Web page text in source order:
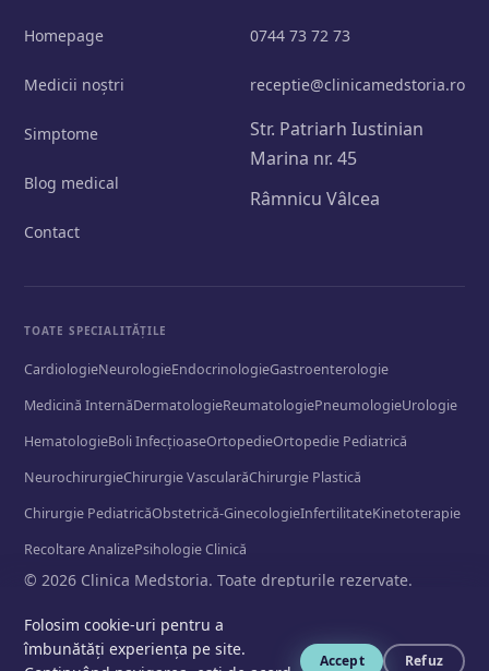
Homepage
Medicii noștri
Simptome
Blog medical
Contact
0744 73 72 73
receptie@clinicamedstoria.ro
Str. Patriarh Iustinian
Marina nr. 45
Râmnicu Vâlcea
TOATE SPECIALITĂȚILE
CardiologieNeurologieEndocrinologieGastroenterologie
Medicină InternăDermatologieReumatologiePneumologieUrologie
HematologieBoli InfecțioaseOrtopedieOrtopedie Pediatrică
NeurochirurgieChirurgie VascularăChirurgie Plastică
Chirurgie PediatricăObstetrică-GinecologieInfertilitateKinetoterapie
Recoltare AnalizePsihologie Clinică
© 2026 Clinica Medstoria. Toate drepturile rezervate.
📞
Folosim cookie-uri pentru a
îmbunătăți experiența pe site.
Accept Refuz